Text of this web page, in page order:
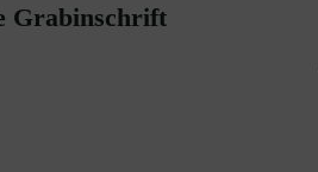
Grabinschrift